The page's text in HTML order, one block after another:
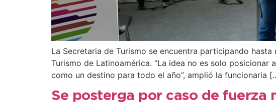
La Secretaria de Turismo se encuentra participando
Turismo de Latinoamérica. “La idea no es solo
como un destino para todo el año”, amplió la funcionaria
Se posterga por caso de fuerza